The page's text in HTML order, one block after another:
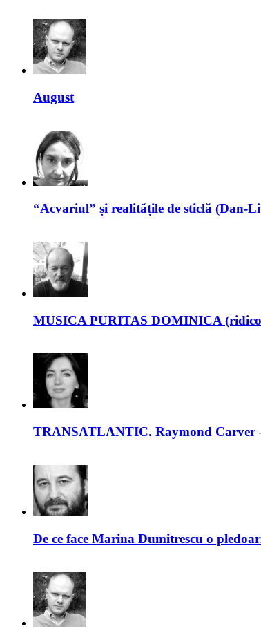
August
“Acvariul” și realitățile de sticlă (Dan-
MUSICA PURITAS DOMINICA
TRANSATLANTIC. Raymond Carver
De ce face Marina Dumitrescu o